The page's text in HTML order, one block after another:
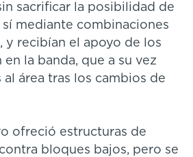
sacrificar la posibilidad de
mediante combinaciones
y recibían el apoyo de los
la banda, que a su vez
área tras los cambios de
ofreció estructuras de
bloques bajos, pero se